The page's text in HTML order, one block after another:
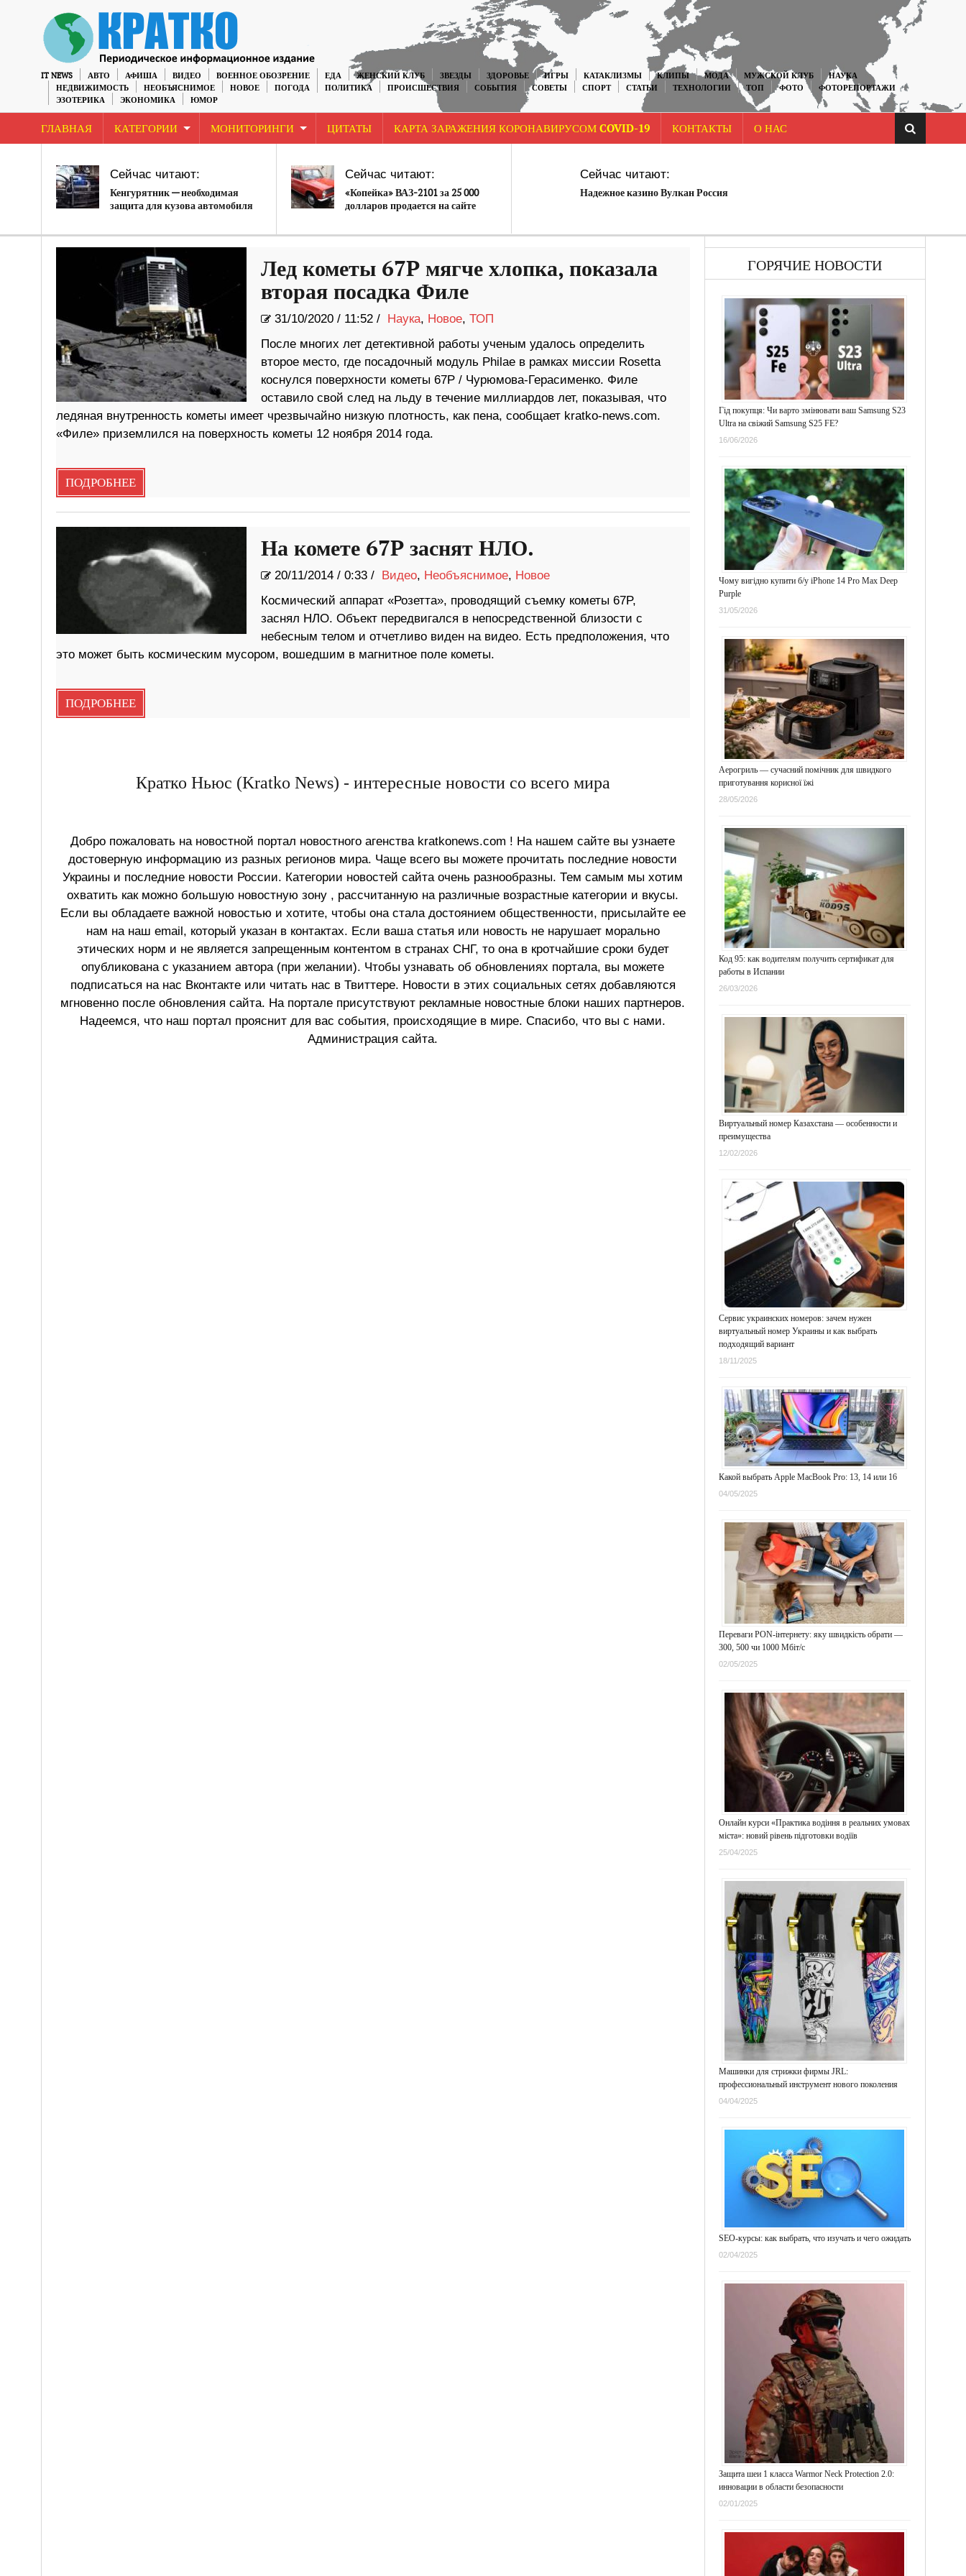
IT NEWS АВТО АФИША ВИДЕО ВОЕННОЕ ОБОЗРЕНИЕ ЕДА ЖЕНСКИЙ КЛУБ ЗВЕЗДЫ ЗДОРОВЬЕ ИГРЫ КАТАКЛИЗМЫ КЛИПЫ МОДА МУЖСКОЙ КЛУБ
НАУКА
НЕДВИЖИМОСТЬ
НЕОБЪЯСНИМОЕ НОВОЕ ПОГОДА ПОЛИТИКА ПРОИСШЕСТВИЯ СОБЫТИЯ СОВЕТЫ СПОРТ СТАТЬИ ТЕХНОЛОГИИ ТОП ФОТО
ФОТОРЕПОРТАЖИ
ЭЗОТЕРИКА
ЭКОНОМИКА ЮМОР
ГЛАВНАЯ КАТЕГОРИИ МОНИТОРИНГИ ЦИТАТЫ КАРТА ЗАРАЖЕНИЯ КОРОНАВИРУСОМ COVID-19 КОНТАКТЫ О НАС
Сейчас читают:
Кенгурятник — необходимая
защита для кузова автомобиля
Сейчас читают:
«Копейка» ВАЗ-2101 за 25 000
долларов продается на сайте
Сейчас читают:
Надежное казино Вулкан Россия
Лед кометы 67P мягче хлопка, показала
вторая посадка Филе
31/10/2020/ 11:52 / Наука, Новое, ТОП
После многих лет детективной работы ученым удалось определить
второе место, где посадочный модуль Philae в рамках миссии Rosetta
коснулся поверхности кометы 67P / Чурюмова-Герасименко. Филе
оставило свой след на льду в течение миллиардов лет, показывая, что
ледяная внутренность кометы имеет чрезвычайно низкую плотность, как пена, сообщает kratko-news.com.
«Филе» приземлился на поверхность кометы 12 ноября 2014 года.
ПОДРОБНЕЕ
На комете 67P заснят НЛО.
20/11/2014/ 0:33 / Видео, Необъяснимое, Новое
Космический аппарат «Розетта», проводящий съемку кометы 67P,
заснял НЛО. Объект передвигался в непосредственной близости с
небесным телом и отчетливо виден на видео. Есть предположения, что
это может быть космическим мусором, вошедшим в магнитное поле кометы.
ПОДРОБНЕЕ
Кратко Ньюс (Kratko News) - интересные новости со всего мира
Добро пожаловать на новостной портал новостного агенства kratkonews.com ! На нашем сайте вы узнаете
достоверную информацию из разных регионов мира. Чаще всего вы можете прочитать последние новости
Украины и последние новости России. Категории новостей сайта очень разнообразны. Тем самым мы хотим
охватить как можно большую новостную зону , рассчитанную на различные возрастные категории и вкусы.
Если вы обладаете важной новостью и хотите, чтобы она стала достоянием общественности, присылайте ее
нам на наш email, который указан в контактах. Если ваша статья или новость не нарушает морально
этических норм и не является запрещенным контентом в странах СНГ, то она в кротчайшие сроки будет
опубликована с указанием автора (при желании). Чтобы узнавать об обновлениях портала, вы можете
подписаться на нас Вконтакте или читать нас в Твиттере. Новости в этих социальных сетях добавляются
мгновенно после обновления сайта. На портале присутствуют рекламные новостные блоки наших партнеров.
Надеемся, что наш портал прояснит для вас события, происходящие в мире. Спасибо, что вы с нами.
Администрация сайта.
ГОРЯЧИЕ НОВОСТИ
Гід покупця: Чи варто змінювати ваш Samsung S23
Ultra на свіжий Samsung S25 FE?
16/06/2026
Чому вигідно купити б/у iPhone 14 Pro Max Deep
Purple
31/05/2026
Аерогриль — сучасний помічник для швидкого
приготування корисної їжі
28/05/2026
Код 95: как водителям получить сертификат для
работы в Испании
26/03/2026
Виртуальный номер Казахстана — особенности и
преимущества
12/02/2026
Сервис украинских номеров: зачем нужен
виртуальный номер Украины и как выбрать
подходящий вариант
18/11/2025
Какой выбрать Apple MacBook Pro: 13, 14 или 16
04/05/2025
Переваги PON-інтернету: яку швидкість обрати —
300, 500 чи 1000 Мбіт/с
02/05/2025
Онлайн курси «Практика водіння в реальних умовах
міста»: новий рівень підготовки водіїв
25/04/2025
Машинки для стрижки фирмы JRL:
профессиональный инструмент нового поколения
04/04/2025
SEO-курсы: как выбрать, что изучать и чего ожидать
02/04/2025
Защита шеи 1 класса Warmor Neck Protection 2.0:
инновации в области безопасности
02/01/2025